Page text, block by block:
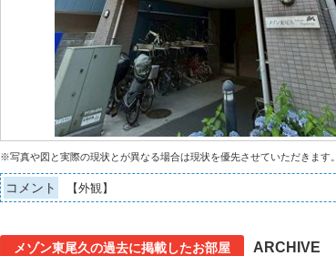
※写真や図と実際の現状とが異なる場合は現状を優先させていただきます。
コメント 【外観】
メゾン東尾久の過去に掲載したお部屋 ARCHIVE